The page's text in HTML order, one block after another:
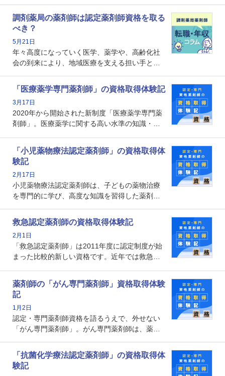
という声を聞いたことがあるかもしれません。
本記事では、認定薬剤師が「意味ない」といわ
れる理由や、取得するメリット、年収・キャリ
アへの影響を解説します。
調剤薬局の薬剤師は認定薬剤師資格を取る
べき？
5月21日
年々高度になっていく医学、薬学や、高齢化社
会の到来により、地域医療を支える担い手とし
で、重要度が増しているのが認定薬剤師という
資格です。認定薬剤師とはいったいどんな資格
なのでしょうか。それを取得するとどのような
メリットがあるのでしょうか。
「医療薬学専門薬剤師」の資格取得体験記
3月17日
2020年から開始された新制度「医療薬学専門薬
剤師」。医療薬学に関する高い水準の知識・技
となります。取得要件は多岐に渡り、審査も複
数回ありますが、患者さんに対して一定の能力
の証明になる資格と言えます。
「小児薬物療法認定薬剤師」の資格取得体
験記
2月17日
小児薬物療法認定薬剤師は、子どもの薬物治療
を専門的に学び、高度な知識を習得した薬剤師
や、特有の疾患、心理状況を理解し、専門性を
深めることで、子どもとその保護者に寄り添え
る存在です。今回はそんな小児薬物療法認定薬
剤師の取得体験記をご紹介します。
救急認定薬剤師の資格取得体験記
2月1日
「救急認定薬剤師」は2011年度に認定制度が始
まった比較的新しい資格です。近年では救急病
増えているのではないでしょうか。今回はそん
な救急認定薬剤師の取得体験記をご紹介しま
す。
薬剤師の「がん専門薬剤師」資格取得体験
記
1月2日
認定・専門薬剤師資格を語るうえで、外せない
「がん専門薬剤師」。がん専門薬剤師は、薬剤
関する資格として、2009年に発足しました。薬
剤師の専門性を活かして高度化するがん医療に
貢献する姿は、今も病院薬剤師にとって一目置
「抗菌化学療法認定薬剤師」の資格取得体
験記